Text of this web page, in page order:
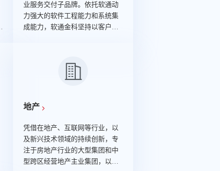
业服务交付子品牌。依托软通动
力强大的软件工程能力和系统集
成能力，软通金科坚持以客户为
公司等金融客户提供咨询、产品
和解决方案、通用技术服务、新
创新等服务，助力金融行业数字
地产
凭借在地产、互联网等行业，以
及新兴技术领域的持续创新，专
注于房地产行业的大型集团和中
型跨区经营地产主业集团，以技